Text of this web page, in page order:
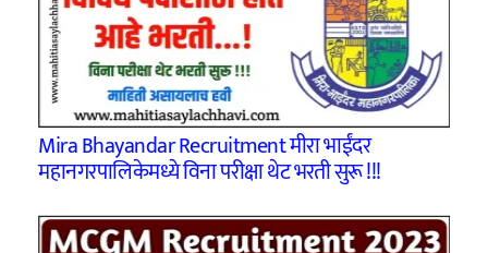
Mira Bhayandar Recruitment मीरा भाईंदर
महानगरपालिकेमध्ये विना परीक्षा थेट भरती सुरू !!!